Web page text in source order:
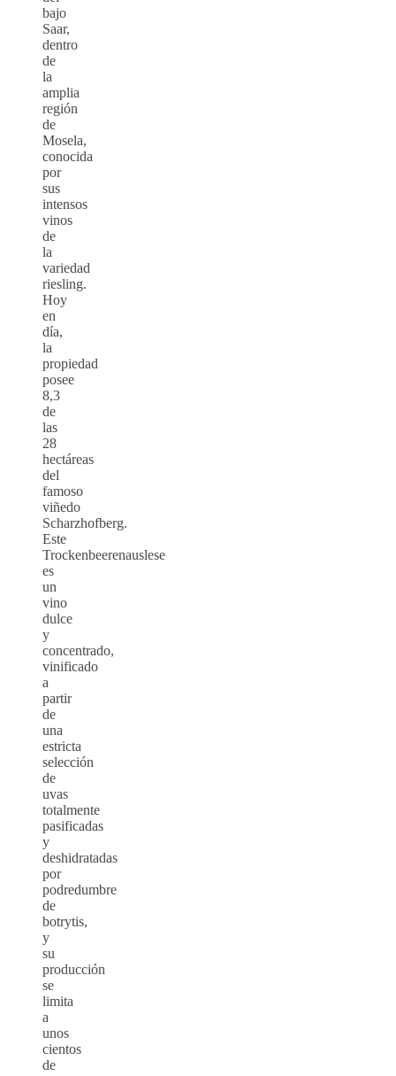
bajo
Saar,
dentro
de
la
amplia
región
de
Mosela,
conocida
por
sus
intensos
vinos
de
la
variedad
riesling.
Hoy
en
día,
la
propiedad
posee
8,3
de
las
28
hectáreas
del
famoso
viñedo
Scharzhofberg.
Este
Trockenbeerenauslese
es
un
vino
dulce
y
concentrado,
vinificado
a
partir
de
una
estricta
selección
de
uvas
totalmente
pasificadas
y
deshidratadas
por
podredumbre
de
botrytis,
y
su
producción
se
limita
a
unos
cientos
de